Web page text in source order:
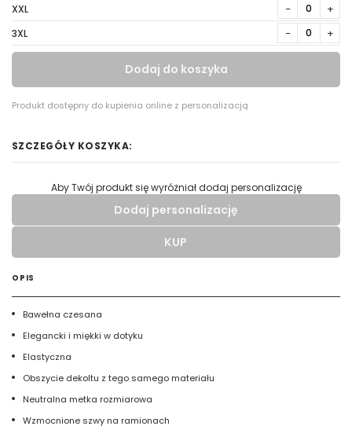
OPIS
Bawełna czesana
Elegancki i miękki w dotyku
Elastyczna
Obszycie dekoltu z tego samego materiału
Neutralna metka rozmiarowa
Wzmocnione szwy na ramionach
XXL − +
3XL − +
Dodaj do koszyka
Produkt dostępny do kupienia online z personalizacją
SZCZEGÓŁY KOSZYKA:
Aby Twój produkt się wyróżniał dodaj personalizację
Dodaj personalizację
Wypełnij formularz aby dodać personalizację do wybranego
produktu
UMIEJSCOWIENIE
WIELKOŚĆ
W:
cm
KUP